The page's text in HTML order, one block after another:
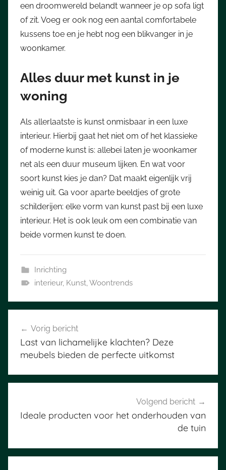
een droomwereld belandt wanneer je op sofa ligt
of zit. Voeg er ook nog een aantal comfortabele
kussens toe en je hebt nog een blikvanger in je
woonkamer.
Alles duur met kunst in je
woning
Als allerlaatste is kunst onmisbaar in een luxe
interieur. Hierbij gaat het niet om of het klassieke
of moderne kunst is: allebei laten je woonkamer
net als een duur museum lijken. En wat voor
soort kunst kies je dan? Dat maakt eigenlijk vrij
weinig uit. Ga voor aparte beeldjes of grote
schilderijen: elke vorm van kunst past bij een luxe
interieur. Het is ook leuk om een combinatie van
beide vormen kunst te doen.
Inrichting
interieur, Kunst,Woontrends
navigatie
Vorig bericht
Last van lichamelijke klachten? Deze
meubels bieden de perfecte uitkomst
Volgend bericht
Ideale producten voor het onderhouden van
de tuin